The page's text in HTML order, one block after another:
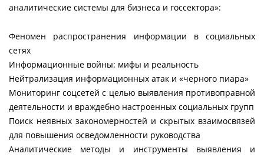
аналитические системы для бизнеса и госсектора»:
Феномен распространения информации в социальных
сетях
Информационные войны: мифы и реальность
Нейтрализация информационных атак и «черного пиара»
Мониторинг соцсетей с целью выявления противоправной
деятельности и враждебно настроенных социальных групп
Поиск неявных закономерностей и скрытых взаимосвязей
для повышения осведомленности руководства
Аналитические методы и инструменты выявления и